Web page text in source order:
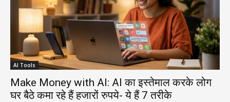
AI Tools
Make Money with AI: AI का इस्तेमाल करके लोग
घर बैठे कमा रहे हैं हजारों रुपये- ये हैं 7 तरीके